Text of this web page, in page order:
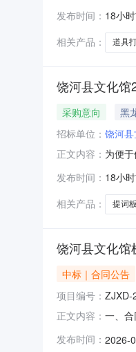
寸：
发布时间： 18小
相关产品：
道具
饶河县文化馆
采购意向 黑
招标单位： 饶河
正文内容： 为便
个；“
发布时间： 18小
相关产品：
提词板
饶河县文化馆
中标｜合同公告
项目编号： ZJXD-
正文内容： 一、
公司
发布时间： 2026-